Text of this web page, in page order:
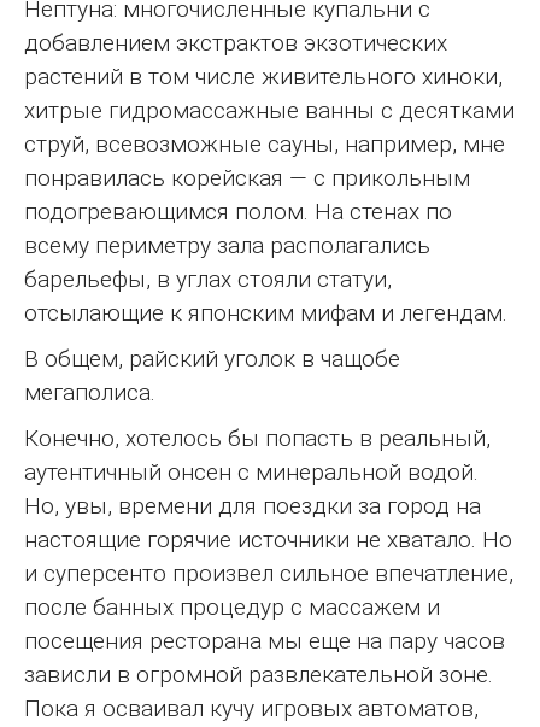
Нептуна: многочисленные купальни с
добавлением экстрактов экзотических
растений в том числе живительного хиноки,
хитрые гидромассажные ванны с десятками
струй, всевозможные сауны, например, мне
понравилась корейская — с прикольным
подогревающимся полом. На стенах по
всему периметру зала располагались
барельефы, в углах стояли статуи,
отсылающие к японским мифам и легендам.
В общем, райский уголок в чащобе
мегаполиса.
Конечно, хотелось бы попасть в реальный,
аутентичный онсен с минеральной водой.
Но, увы, времени для поездки за город на
настоящие горячие источники не хватало. Но
и суперсенто произвел сильное впечатление,
после банных процедур с массажем и
посещения ресторана мы еще на пару часов
зависли в огромной развлекательной зоне.
Пока я осваивал кучу игровых автоматов,